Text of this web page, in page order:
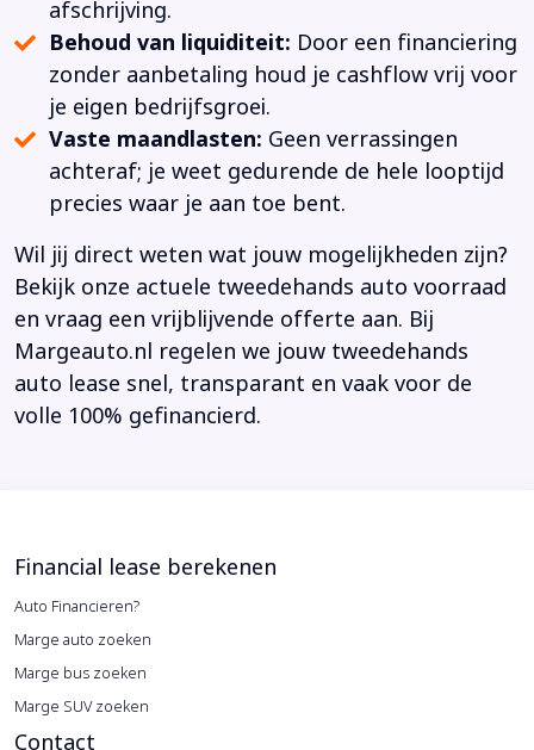
afschrijving.
Behoud van liquiditeit: Door een financiering
zonder aanbetaling houd je cashflow vrij voor
je eigen bedrijfsgroei.
Vaste maandlasten: Geen verrassingen
achteraf; je weet gedurende de hele looptijd
precies waar je aan toe bent.
Wil jij direct weten wat jouw mogelijkheden zijn?
Bekijk onze actuele tweedehands auto voorraad
en vraag een vrijblijvende offerte aan. Bij
Margeauto.nl regelen we jouw tweedehands
auto lease snel, transparant en vaak voor de
volle 100% gefinancierd.
Financial lease berekenen
Auto Financieren?
Marge auto zoeken
Marge bus zoeken
Marge SUV zoeken
Contact